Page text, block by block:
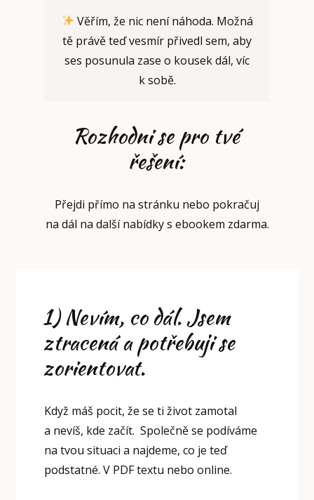
Věřím, že nic není náhoda. Možná
tě právě teď vesmír přivedl sem, aby
ses posunula zase o kousek dál, víc
k sobě.
Rozhodni se pro tvé
řešení:
Přejdi přímo na stránku nebo pokračuj
na dál na další nabídky s ebookem zdarma.
1) Nevím, co dál. Jsem
ztracená a potřebuji se
zorientovat.
Když máš pocit, že se ti život zamotal
a nevíš, kde začít. Společně se podíváme
na tvou situaci a najdeme, co je teď
podstatné. V PDF textu nebo online.